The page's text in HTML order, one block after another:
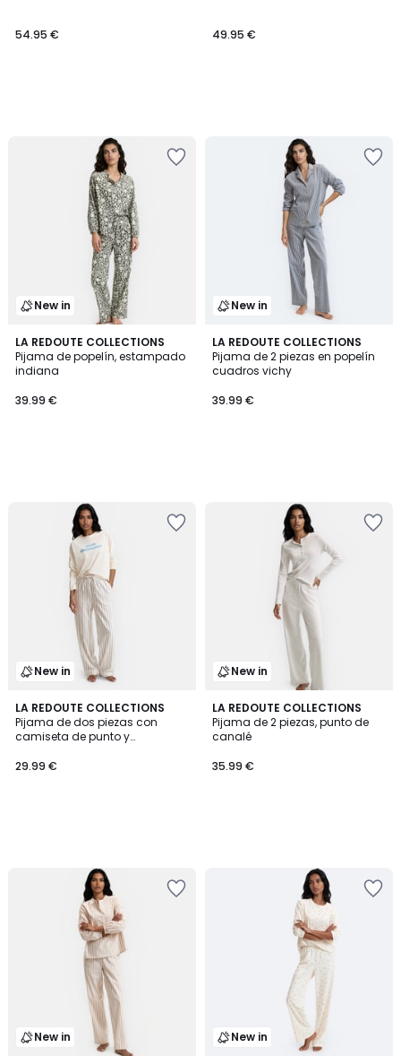
54.95 € 49.95 €
New in
LA REDOUTE COLLECTIONS
Pijama de popelín, estampado
indiana
39.99 €
New in
LA REDOUTE COLLECTIONS
Pijama de 2 piezas en popelín
cuadros vichy
39.99 €
New in
LA REDOUTE COLLECTIONS
Pijama de dos piezas con
camiseta de punto y
29.99 €
New in
LA REDOUTE COLLECTIONS
Pijama de 2 piezas, punto de
canalé
35.99 €
New in New in